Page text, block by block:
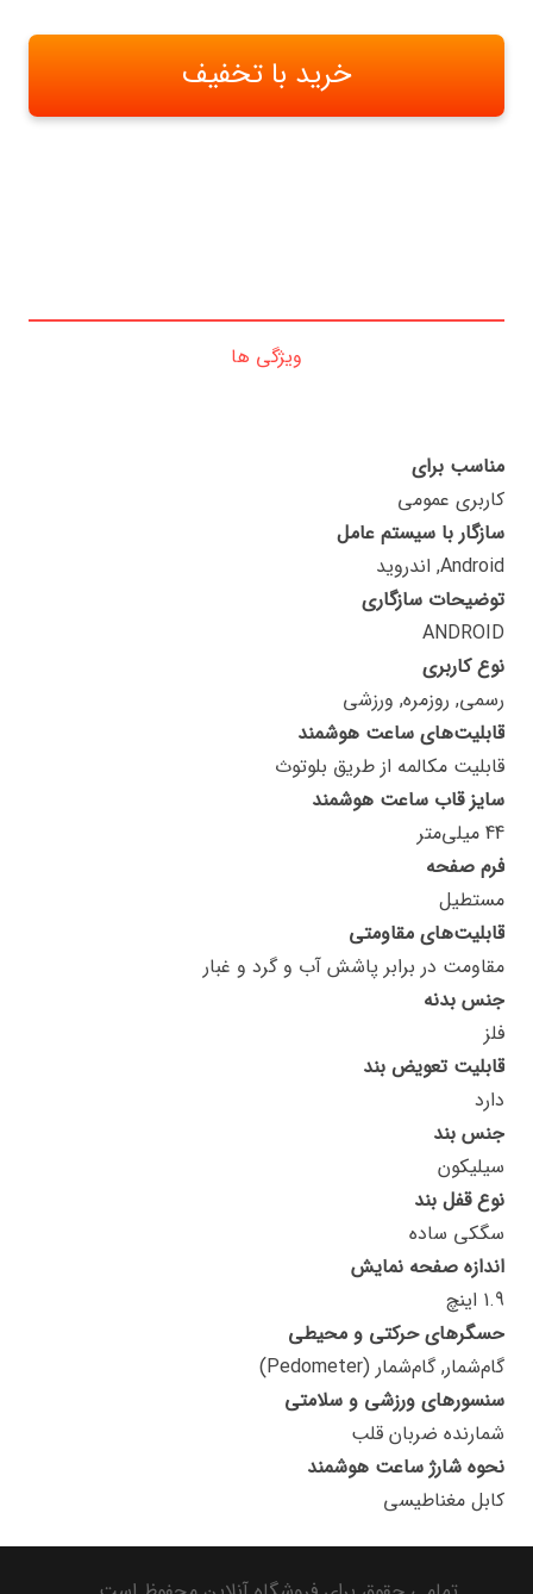
خرید با تخفیف
ویژگی ها
مناسب برای
کاربری عمومی
سازگار با سیستم عامل
Android, اندروید
توضیحات سازگاری
ANDROID
نوع کاربری
رسمی, روزمره, ورزشی
قابلیت‌های ساعت هوشمند
قابلیت مکالمه از طریق بلوتوث
سایز قاب ساعت هوشمند
44 میلی‌متر
فرم صفحه
مستطیل
قابلیت‌های مقاومتی
مقاومت در برابر پاشش آب و گرد و غبار
جنس بدنه
فلز
قابلیت تعویض بند
دارد
جنس بند
سیلیکون
نوع قفل بند
سگکی ساده
اندازه صفحه نمایش
1.9 اینچ
حسگرهای حرکتی و محیطی
گام‌شمار, گام‌شمار (Pedometer)
سنسورهای ورزشی و سلامتی
شمارنده ضربان قلب
نحوه شارژ ساعت هوشمند
کابل مغناطیسی